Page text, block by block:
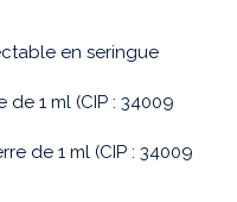
en seringue
1 ml (CIP : 34009
de 1 ml (CIP : 34009